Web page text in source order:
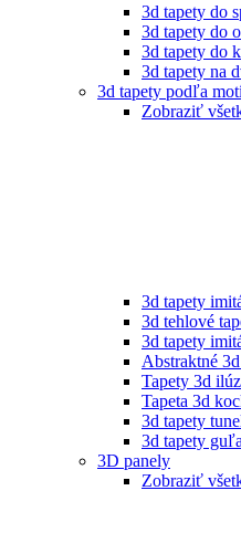
3d tapety do
3d tapety do
3d tapety do
3d tapety na
3d tapety podľa
Zobraziť
3d tapety
3d tehlové
3d tapety
Abstraktné
Tapety 3d
Tapeta 3d
3d tapety
3d tapety guľa
3D panely
Zobraziť